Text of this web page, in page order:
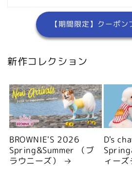
【期間限定】クーポン
新作コレクション
BROWNIE'S 2026
Spring&Summer （ブ
ラウニーズ）
D's
ィーズ